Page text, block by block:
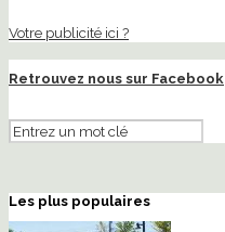
Votre publicité ici ?
Retrouvez nous sur Facebook
Les plus populaires